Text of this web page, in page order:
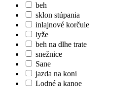
beh
sklon stúpania
inlajnové korčule
lyže
beh na dlhe trate
snežnice
Sane
jazda na koni
Lodné a kanoe